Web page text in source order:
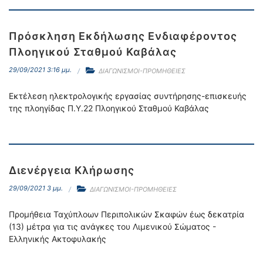
Πρόσκληση Εκδήλωσης Ενδιαφέροντος
Πλοηγικού Σταθμού Καβάλας
29/09/2021 3:16 μμ. ΔΙΑΓΩΝΙΣΜΟΙ-ΠΡΟΜΗΘΕΙΕΣ
Εκτέλεση ηλεκτρολογικής εργασίας συντήρησης-επισκευής
της πλοηγίδας Π.Υ.22 Πλοηγικού Σταθμού Καβάλας
Διενέργεια Κλήρωσης
29/09/2021 3 μμ. ΔΙΑΓΩΝΙΣΜΟΙ-ΠΡΟΜΗΘΕΙΕΣ
Προμήθεια Ταχύπλοων Περιπολικών Σκαφών έως δεκατρία
(13) μέτρα για τις ανάγκες του Λιμενικού Σώματος -
Ελληνικής Ακτοφυλακής